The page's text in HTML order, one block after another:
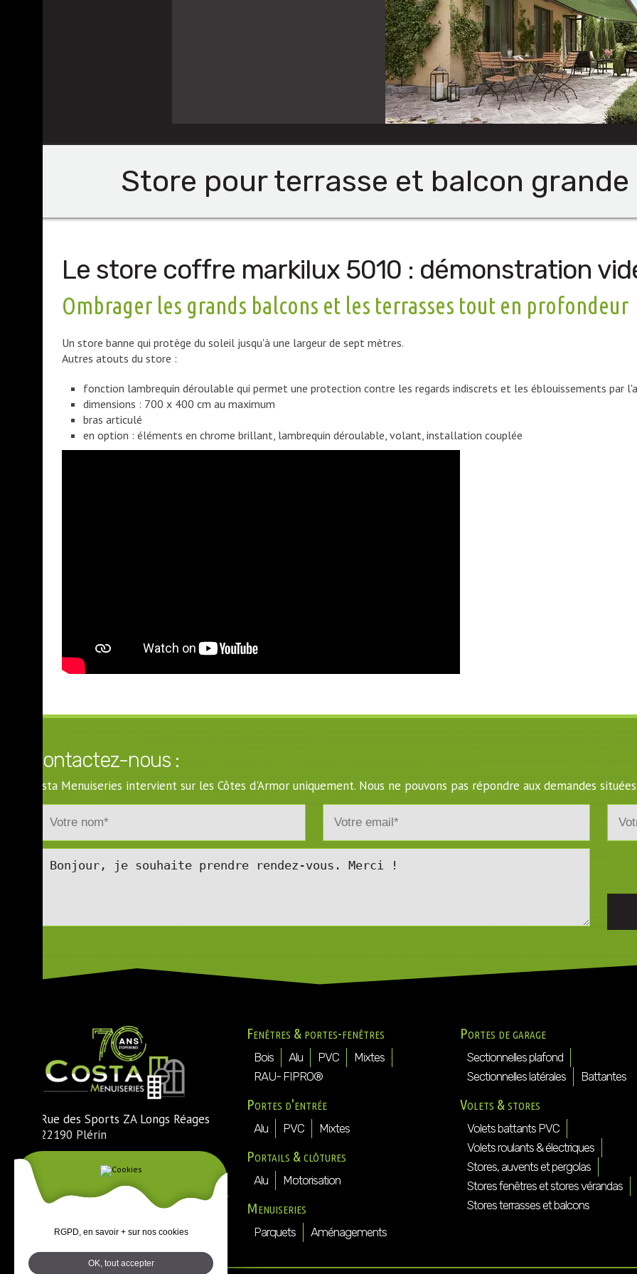
Store pour terrasse et balcon
Le store coffre markilux 5010 : démonstration
Ombrager les grands balcons et les terrasses tout en profondeur
Un store banne qui protège du soleil jusqu'à une largeur de sept mètres.
Autres atouts du store :
fonction lambrequin déroulable qui permet une protection contre les regards indiscrets et les éblouissements par
dimensions : 700 x 400 cm au maximum
bras articulé
en option : éléments en chrome brillant, lambrequin déroulable, volant, installation couplée
Contactez-nous :
Costa Menuiseries intervient sur les Côtes d'Armor uniquement. Nous ne pouvons pas répondre aux demandes
Rue des Sports ZA Longs Réages
22190 Plérin
Tél. : 02 96 74 54 30
Fax : 02 96 74 73 25
Mail :direction@costa-menuiseries-
Fenêtres & portes-fenêtres
Bois Alu PVC
Mixtes
RAU- FIPRO®
Portes d'entrée
Alu PVC Mixtes
Portails & clôtures
Alu Motorisation
Menuiseries
Parquets Aménagements
Portes de garage
Sectionnelles plafond
Sectionnelles latérales
Battantes
Volets & stores
Volets battants PVC
Volets roulants & électriques
Stores, auvents et pergolas
Stores fenêtres et stores vérandas
Stores terrasses et balcons
RGPD, en savoir + sur nos cookies
OK, tout accepter